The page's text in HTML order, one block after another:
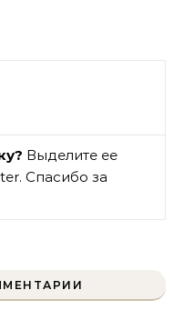
Выделите ее
Спасибо за